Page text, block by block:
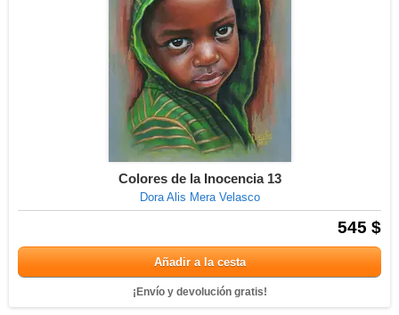
Colores de la Inocencia 13
Dora Alis Mera Velasco
545 $
Añadir a la cesta
¡Envío y devolución gratis!